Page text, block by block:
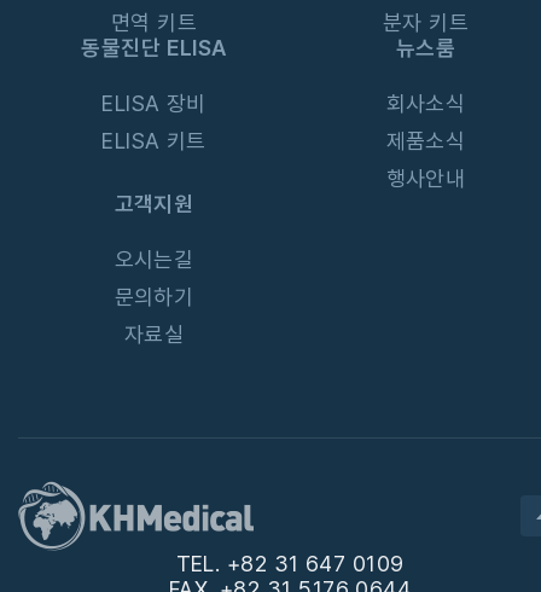
면역 키트
분자 키트
동물진단 ELISA
ELISA 장비
ELISA 키트
뉴스룸
회사소식
제품소식
행사안내
고객지원
오시는길
문의하기
자료실
TEL. +82 31 647 0109